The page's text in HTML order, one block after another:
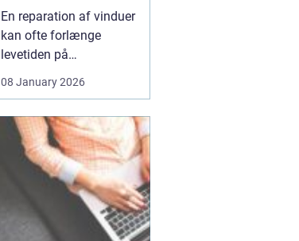
En reparation af vinduer
kan ofte forlænge
levetiden på
glas med mange år. For
valget mellem at
reparere eller udskifte
hele vinduet, og
beslutningen har både
08 January 2026